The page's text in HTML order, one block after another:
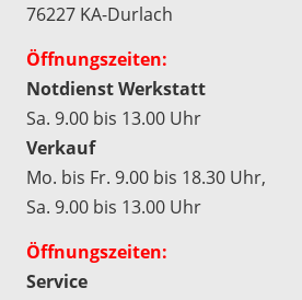
76227 KA-Durlach
Öffnungszeiten:
Notdienst Werkstatt
Sa. 9.00 bis 13.00 Uhr
Verkauf
Mo. bis Fr. 9.00 bis 18.30 Uhr,
Sa. 9.00 bis 13.00 Uhr
Öffnungszeiten:
Service